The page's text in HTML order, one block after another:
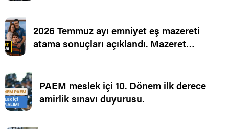
2026 Temmuz ayı emniyet eş mazereti
atama sonuçları açıklandı. Mazeret
PAEM meslek içi 10. Dönem ilk derece
amirlik sınavı duyurusu.